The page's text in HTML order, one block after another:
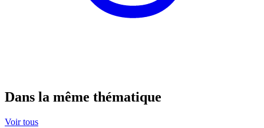
Dans la même thématique
Voir tous